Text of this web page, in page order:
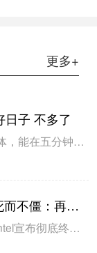
更多+
日子 不多了
如果一种能量液体，能在五分钟内充满汽车并且续航达到600多公里，是不是新能源电动车就毫无优势了？”这是知乎上一个浏览量超500万的问题，而底下超4000赞的回答则写到：你说的这种液体，现在已经八块钱一升了。”如这位题主所愿，当下的汽车行情，电池确实没干得过油箱。7月1日，造车...
Intel傲腾内存死而不僵：再活3个月
2022年9月底，Intel宣布彻底终结Optane傲腾业务，包括SSD固态硬盘、PMem持久内存两大产品线，但是现在，傲腾内存还要再挣扎一下。Intel原计划在今年9月30日之后停止出货傲腾持久内存100系列，但是现在，Intel将截止期限延长到了12月29日，多供货3个月。同时，Intel建议客...